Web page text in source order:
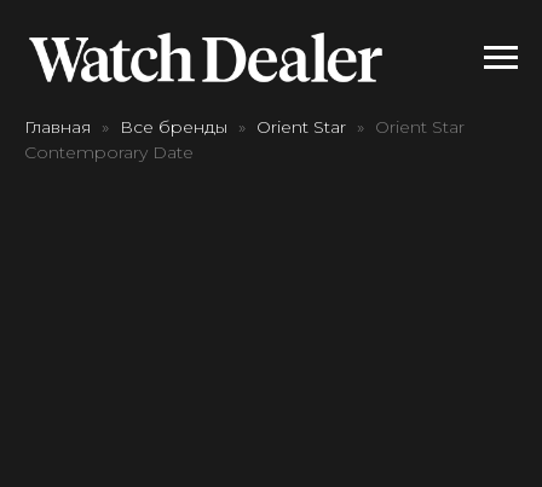
Главная Все бренды Orient Star
Orient Star
Contemporary Date